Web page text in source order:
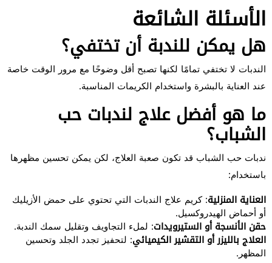
الأسئلة الشائعة
هل يمكن للندبة أن تختفي؟
الندبات لا تختفي تمامًا لكنها تصبح أقل وضوحًا مع مرور الوقت خاصة
عند العناية بالبشرة واستخدام الكريمات المناسبة.
ما هو أفضل علاج لندبات حب
الشباب؟
ندبات حب الشباب قد تكون صعبة العلاج، لكن يمكن تحسين مظهرها
باستخدام:
العناية المنزلية: كريم علاج الندبات التي تحتوي على حمض الأزيليك
أو أحماض الهيدروكسيل.
حقن الأنسجة أو الستيرويدات: لملء التجاويف وتقليل سمك الندبة.
العلاج بالليزر أو التقشير الكيميائي: لتحفيز تجدد الجلد وتحسين
المظهر.